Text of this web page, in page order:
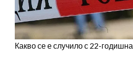
Какво се е случило с 22-